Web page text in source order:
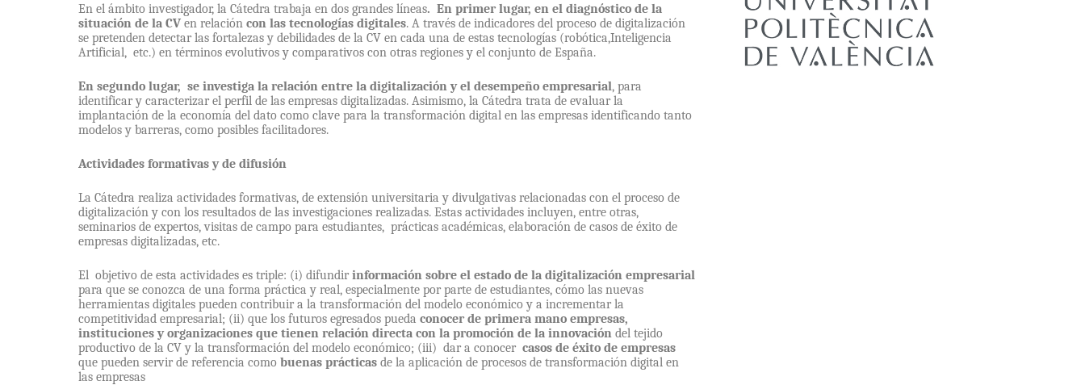
En el ámbito investigador, la Cátedra trabaja en dos grandes líneas. En primer lugar, en el diagnóstico de la
situación de la CV en relación con las tecnologías digitales. A través de indicadores del proceso de digitalización
se pretenden detectar las fortalezas y debilidades de la CV en cada una de estas tecnologías (robótica,Inteligencia
Artificial, etc.) en términos evolutivos y comparativos con otras regiones y el conjunto de España.
En segundo lugar, se investiga la relación entre la digitalización y el desempeño empresarial, para
identificar y caracterizar el perfil de las empresas digitalizadas. Asimismo, la Cátedra trata de evaluar la
implantación de la economía del dato como clave para la transformación digital en las empresas identificando tanto
modelos y barreras, como posibles facilitadores.
Actividades formativas y de difusión
La Cátedra realiza actividades formativas, de extensión universitaria y divulgativas relacionadas con el proceso de
digitalización y con los resultados de las investigaciones realizadas. Estas actividades incluyen, entre otras,
seminarios de expertos,visitas de campo para estudiantes, prácticas académicas, elaboración de casos de éxito de
empresas digitalizadas, etc.
El objetivo de esta actividades es triple: (i) difundirinformación sobre el estado de la digitalización empresarial
para que se conozca de una forma práctica y real, especialmente por parte de estudiantes, cómo las nuevas
herramientas digitales pueden contribuir a la transformación del modelo económico y a incrementar la
competitividad empresarial; (ii) que los futuros egresados pueda conocer de primera mano empresas,
instituciones y organizaciones que tienen relación directa con la promoción de la innovación del tejido
productivo de la CV y la transformación del modelo económico; (iii) dar a conocer casos de éxito de empresas
que pueden servir de referencia como buenas prácticas de la aplicación de procesos de transformación digital en
las empresas